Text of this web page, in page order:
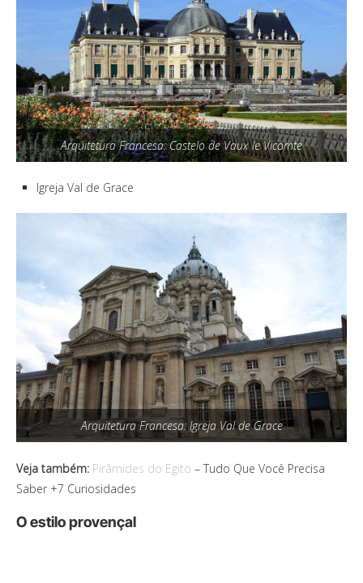
Arquitetura Francesa: Castelo de Vaux le Vicomte
Igreja Val de Grace
Arquitetura Francesa: Igreja Val de Grace
Veja também: Pirâmides do Egito – Tudo Que Você Precisa
Saber +7 Curiosidades
O estilo provençal